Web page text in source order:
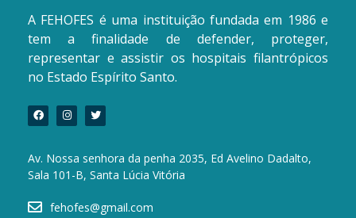
A FEHOFES é uma instituição fundada em 1986 e
tem a finalidade de defender, proteger,
representar e assistir os hospitais filantrópicos
no Estado Espírito Santo.
Av. Nossa senhora da penha 2035, Ed Avelino Dadalto,
Sala 101-B, Santa Lúcia Vitória
fehofes@gmail.com